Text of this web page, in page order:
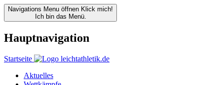
Navigations Menu öffnen Klick mich!
Ich bin das Menü.
Hauptnavigation
Startseite
Aktuelles